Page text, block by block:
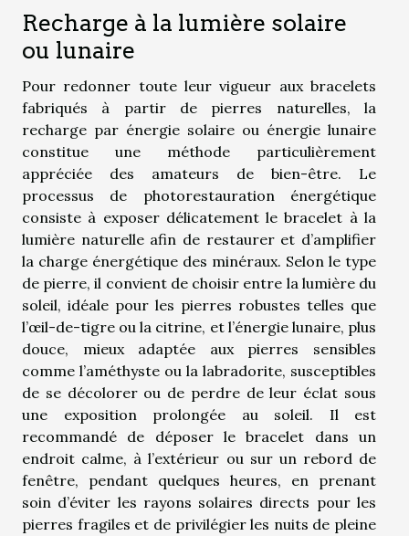
Recharge à la lumière solaire
ou lunaire
Pour redonner toute leur vigueur aux bracelets
fabriqués à partir de pierres naturelles, la
recharge par énergie solaire ou énergie lunaire
constitue une méthode particulièrement
appréciée des amateurs de bien-être. Le
processus de photorestauration énergétique
consiste à exposer délicatement le bracelet à la
lumière naturelle afin de restaurer et d’amplifier
la charge énergétique des minéraux. Selon le type
de pierre, il convient de choisir entre la lumière du
soleil, idéale pour les pierres robustes telles que
l’œil-de-tigre ou la citrine, et l’énergie lunaire, plus
douce, mieux adaptée aux pierres sensibles
comme l’améthyste ou la labradorite, susceptibles
de se décolorer ou de perdre de leur éclat sous
une exposition prolongée au soleil. Il est
recommandé de déposer le bracelet dans un
endroit calme, à l’extérieur ou sur un rebord de
fenêtre, pendant quelques heures, en prenant
soin d’éviter les rayons solaires directs pour les
pierres fragiles et de privilégier les nuits de pleine